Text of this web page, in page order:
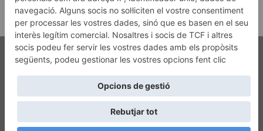
Copyright © 2026 Nova Publicitat